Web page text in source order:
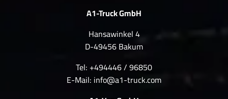
A1-Truck GmbH
Hansawinkel 4
D-49456 Bakum
Tel: +494446 / 96850
E-Mail: info@a1-truck.com